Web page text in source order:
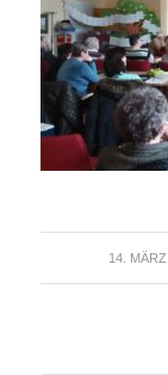
14. /